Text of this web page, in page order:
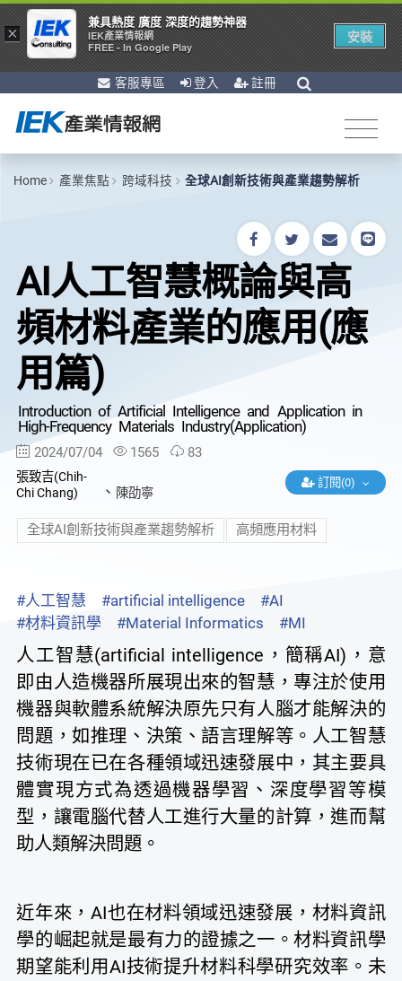
客服專區 登入 註冊
Home 產業焦點 跨域科技 全球AI創新技術與產業趨勢解析
AI人工智慧概論與高
頻材料產業的應用(應
用篇)
Introduction of Artificial Intelligence and Application in
High-Frequency Materials Industry(Application)
2024/07/04 1565 83
張致吉(Chih-
Chi Chang)
、 陳劭寧
訂閱(0)
全球AI創新技術與產業趨勢解析 高頻應用材料
#人工智慧 #artificial intelligence
#AI
#材料資訊學
#Material Informatics #MI
人工智慧(artificial intelligence，簡稱AI)，意
即由人造機器所展現出來的智慧，專注於使用
機器與軟體系統解決原先只有人腦才能解決的
問題，如推理、決策、語言理解等。人工智慧
技術現在已在各種領域迅速發展中，其主要具
體實現方式為透過機器學習、深度學習等模
型，讓電腦代替人工進行大量的計算，進而幫
助人類解決問題。
近年來，AI也在材料領域迅速發展，材料資訊
學的崛起就是最有力的證據之一。材料資訊學
期望能利用AI技術提升材料科學研究效率。未
×
兼具熱度 廣度 深度的趨勢神器
IEK產業情報網
FREE - In Google Play
安裝